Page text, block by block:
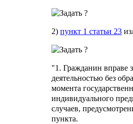
2) пункт 1 статьи 23
"1. Гражданин вправе
деятельностью без
момента
индивидуального
случаев,
пункта.